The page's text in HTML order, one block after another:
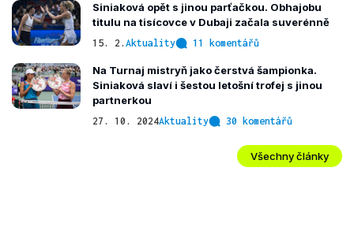
Siniaková opět s jinou parťačkou. Obhajobu
titulu na tisícovce v Dubaji začala suverénně
15. 2. Aktuality 11 komentářů
Na Turnaj mistryň jako čerstvá šampionka.
Siniaková slaví i šestou letošní trofej s jinou
partnerkou
27. 10. 2024Aktuality 30 komentářů
Všechny články